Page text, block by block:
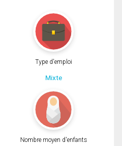
Type d'emploi
Mixte
Nombre moyen d'enfants